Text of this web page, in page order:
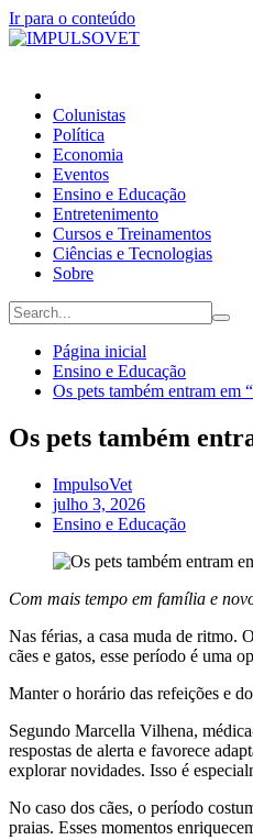
Ir para o conteúdo
Colunistas
Política
Economia
Eventos
Ensino e Educação
Entretenimento
Cursos e Treinamentos
Ciências e Tecnologias
Sobre
Página inicial
Ensino e Educação
Os pets também entram em
Os pets também
ImpulsoVet
julho 3, 2026
Ensino e Educação
Com mais tempo em família e
Nas férias, a casa muda de ritmo.
cães e gatos, esse período é uma
Manter o horário das refeições e
Segundo Marcella Vilhena,
respostas de alerta e favorece
explorar novidades. Isso é
No caso dos cães, o período
praias. Esses momentos